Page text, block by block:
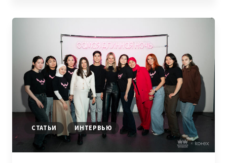
AI
COMMUNITY
KYRGYZSTAN
СТАТЬИ ИНТЕРВЬЮ